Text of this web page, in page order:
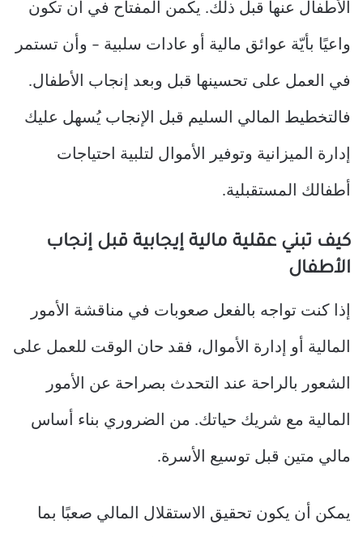
الأطفال عنها قبل ذلك. يكمن المفتاح في أن تكون
واعيًا بأيّة عوائق مالية أو عادات سلبية – وأن تستمر
في العمل على تحسينها قبل وبعد إنجاب الأطفال.
فالتخطيط المالي السليم قبل الإنجاب يُسهل عليك
إدارة الميزانية وتوفير الأموال لتلبية احتياجات
أطفالك المستقبلية.
كيف تبني عقلية مالية إيجابية قبل إنجاب
الأطفال
إذا كنت تواجه بالفعل صعوبات في مناقشة الأمور
المالية أو إدارة الأموال، فقد حان الوقت للعمل على
الشعور بالراحة عند التحدث بصراحة عن الأمور
المالية مع شريك حياتك. من الضروري بناء أساس
مالي متين قبل توسيع الأسرة.
يمكن أن يكون تحقيق الاستقلال المالي صعبًا بما